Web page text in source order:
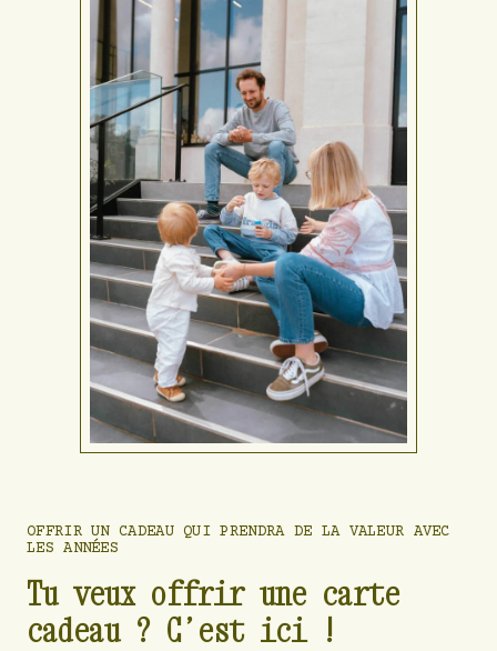
OFFRIR UN CADEAU QUI PRENDRA DE LA VALEUR AVEC
LES ANNÉES
Tu veux offrir une carte
cadeau ? C’est ici !